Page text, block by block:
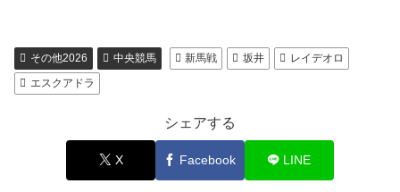
その他2026 中央競馬 新馬戦 坂井
レイデオロ
エスクアドラ
シェアする
X Facebook LINE